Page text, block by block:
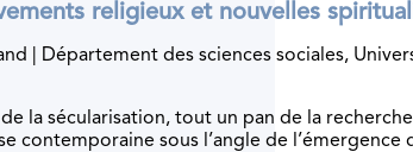
religieux et nouvelles
| Département des sciences sociales,
la sécularisation, tout un pan de la
contemporaine sous l’angle de